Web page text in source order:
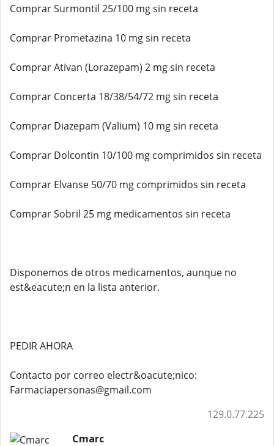
Comprar Surmontil 25/100 mg sin receta
Comprar Prometazina 10 mg sin receta
Comprar Ativan (Lorazepam) 2 mg sin receta
Comprar Concerta 18/38/54/72 mg sin receta
Comprar Diazepam (Valium) 10 mg sin receta
Comprar Dolcontin 10/100 mg comprimidos sin receta
Comprar Elvanse 50/70 mg comprimidos sin receta
Comprar Sobril 25 mg medicamentos sin receta
Disponemos de otros medicamentos, aunque no
est&eacute;n en la lista anterior.
PEDIR AHORA
Contacto por correo electr&oacute;nico:
Farmaciapersonas@gmail.com
129.0.77.225
Cmarc